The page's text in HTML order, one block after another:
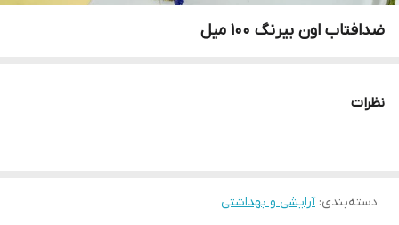
ضدافتاب اون بیرنگ ۱۰۰ میل
نظرات
دسته‌بندی:آرایشی و بهداشتی